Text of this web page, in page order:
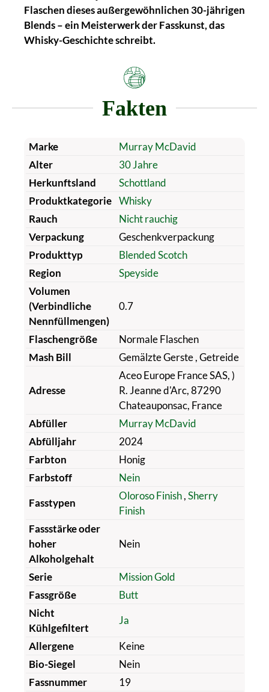
Flaschen dieses außergewöhnlichen 30-jährigen
Blends – ein Meisterwerk der Fasskunst, das
Whisky-Geschichte schreibt.
Fakten
Marke
Murray McDavid
Alter
30 Jahre
Herkunftsland
Schottland
Produktkategorie Whisky
Rauch
Nicht rauchig
Verpackung
Geschenkverpackung
Produkttyp
Blended Scotch
Region
Speyside
Volumen
(Verbindliche
Nennfüllmengen)
0.7
Flaschengröße
Normale Flaschen
Mash Bill
Gemälzte Gerste, Getreide
Adresse
Aceo Europe France SAS, )
R. Jeanne d'Arc, 87290
Chateauponsac, France
Abfüller
Murray McDavid
Abfülljahr
2024
Farbton
Honig
Farbstoff
Nein
Fasstypen
Oloroso Finish,Sherry
Finish
Fassstärke oder
hoher
Alkoholgehalt
Nein
Serie
Mission Gold
Fassgröße
Butt
Nicht
Kühlgefiltert
Ja
Allergene
Keine
Bio-Siegel
Nein
Fassnummer
19